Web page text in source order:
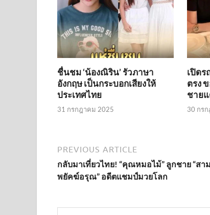
ชื่นชม ‘น้องณิริน’ รัวภาษา
อังกฤษ เป็นกระบอกเสียงให้
ประเทศไทย
31 กรกฎาคม 2025
เปิดร
ตรง
ชาย
30 กร
PREVIOUS ARTICLE
กลับมาเที่ยวไทย! “คุณหมอไม้” ลูกชาย “สา
พยัคฆ์อรุณ” อดีตแชมป์มวยโลก